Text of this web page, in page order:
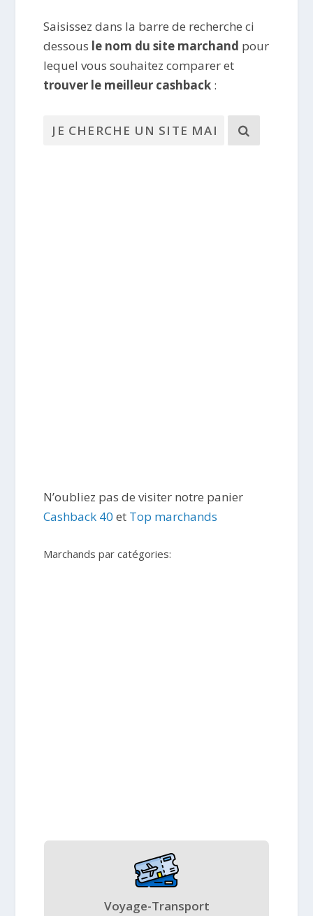
Saisissez dans la barre de recherche ci
dessous le nom du site marchand pour
lequel vous souhaitez comparer et
trouver le meilleur cashback :
N’oubliez pas de visiter notre panier
Cashback 40 et Top marchands
Marchands par catégories:
Voyage-Transport